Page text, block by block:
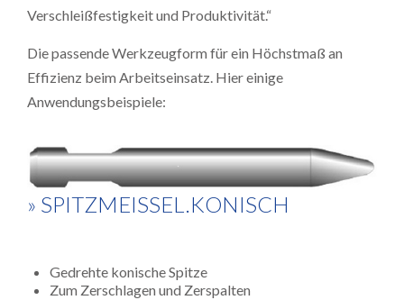
Verschleißfestigkeit und Produktivität.“
Die passende Werkzeugform für ein Höchstmaß an
Effizienz beim Arbeitseinsatz. Hier einige
Anwendungsbeispiele:
» SPITZMEISSEL.KONISCH
Gedrehte konische Spitze
Zum Zerschlagen und Zerspalten